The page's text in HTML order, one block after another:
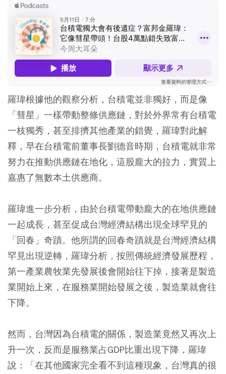
羅瑋根據他的觀察分析，台積電並非獨好，而是像
「彗星」一樣帶動整條供應鏈，對於外界常有台積電
一枝獨秀，甚至排擠其他產業的錯覺，羅瑋對此解
釋，早在台積電前董事長劉德音時期，台積電就非常
努力在推動供應鏈在地化，這股龐大的拉力，實質上
嘉惠了無數本土供應商。
羅瑋進一步分析，由於台積電帶動龐大的在地供應鏈
一起成長，甚至促成台灣經濟結構出現全球罕見的
「回春」奇蹟。他所謂的回春奇蹟就是台灣經濟結構
罕見出現逆轉，羅瑋分析，按照傳統經濟發展歷程，
第一產業農牧業先發展後會開始往下掉，接著是製造
業開始上來，在服務業開始發展之後，製造業就會往
下降。
然而，台灣因為台積電的關係，製造業竟然又再次上
升一次，反而是服務業占GDP比重出現下降，羅瑋
說：「在其他國家完全看不到這種現象，台灣真的很